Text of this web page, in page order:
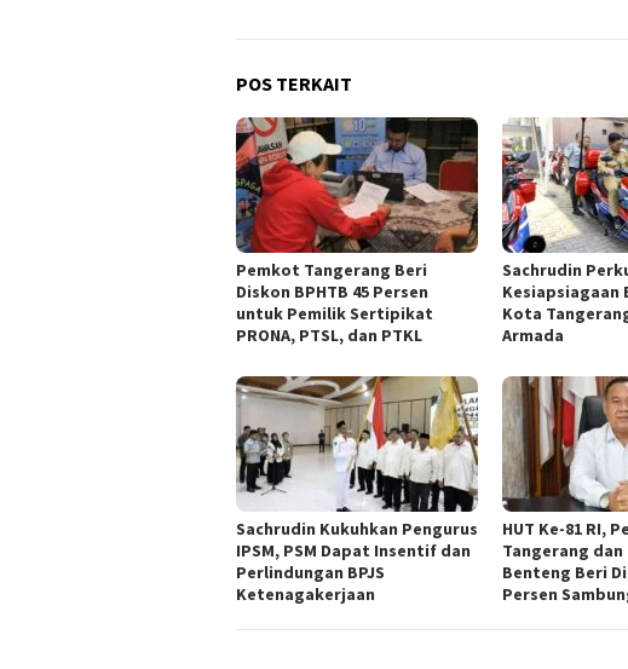
POS TERKAIT
Pemkot Tangerang Beri
Diskon BPHTB 45 Persen
untuk Pemilik Sertipikat
PRONA, PTSL, dan PTKL
Sachrudin
Kesiapsiagaan
Kota
Armada
Sachrudin Kukuhkan Pengurus
IPSM, PSM Dapat Insentif dan
Perlindungan BPJS
Ketenagakerjaan
HUT Ke-81 RI,
Tangerang
Benteng Beri
Persen